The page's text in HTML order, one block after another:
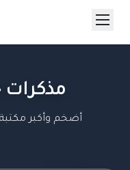
مذكرات
أضخم وأكبر